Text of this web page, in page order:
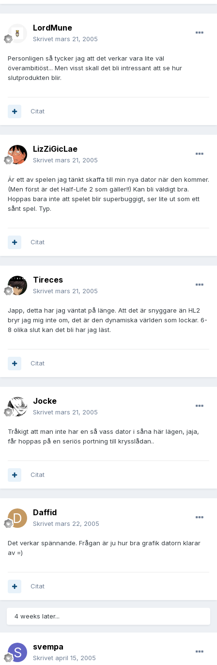
LordMune
Skrivet mars 21, 2005
Personligen så tycker jag att det verkar vara lite väl
överambitiöst... Men visst skall det bli intressant att se hur
slutprodukten blir.
Citat
LizZiGicLae
Skrivet mars 21, 2005
Är ett av spelen jag tänkt skaffa till min nya dator när den kommer.
(Men först är det Half-Life 2 som gäller!!) Kan bli väldigt bra.
Hoppas bara inte att spelet blir superbuggigt, ser lite ut som ett
sånt spel. Typ.
Citat
Tireces
Skrivet mars 21, 2005
Japp, detta har jag väntat på länge. Att det är snyggare än HL2
bryr jag mig inte om, det är den dynamiska världen som lockar. 6-
8 olika slut kan det bli har jag läst.
Citat
Jocke
Skrivet mars 21, 2005
Tråkigt att man inte har en så vass dator i såna här lägen, jaja,
får hoppas på en seriös portning till krysslådan..
Citat
Daffid
Skrivet mars 22, 2005
Det verkar spännande. Frågan är ju hur bra grafik datorn klarar
av =)
Citat
4 weeks later...
svempa
Skrivet april 15, 2005